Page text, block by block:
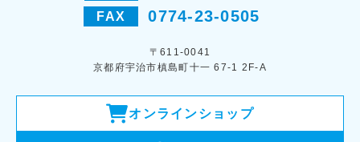
FAX 0774-23-0505
〒611-0041
京都府宇治市槙島町十一 67-1 2F-A
オンラインショップ